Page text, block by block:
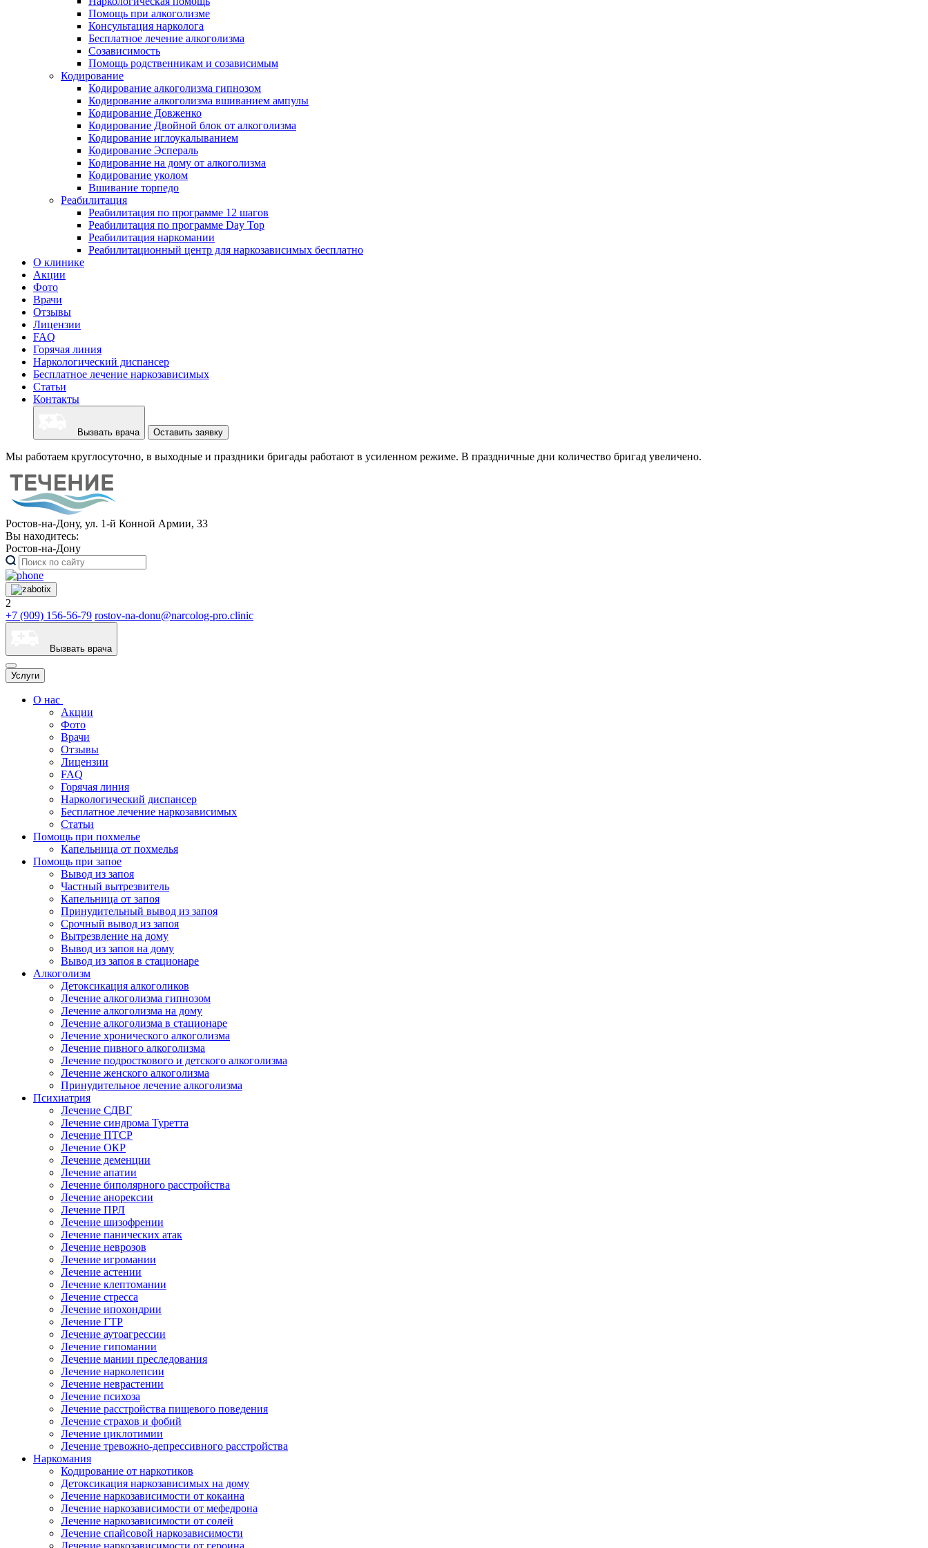
Помощь при алкоголизме
Консультация нарколога
Бесплатное лечение алкоголизма
Созависимость
Помощь родственникам и созависимым
Кодирование
Кодирование алкоголизма гипнозом
Кодирование алкоголизма вшиванием ампулы
Кодирование Довженко
Кодирование Двойной блок от алкоголизма
Кодирование иглоукалыванием
Кодирование Эспераль
Кодирование на дому от алкоголизма
Кодирование уколом
Вшивание торпедо
Реабилитация
Реабилитация по программе 12 шагов
Реабилитация по программе Day Top
Реабилитация наркомании
Реабилитационный центр для наркозависимых бесплатно
О клинике
Акции
Фото
Врачи
Отзывы
Лицензии
FAQ
Горячая линия
Наркологический диспансер
Бесплатное лечение наркозависимых
Статьи
Контакты
Вызвать врача Оставить заявку
Мы работаем круглосуточно, в выходные и праздники бригады работают в усиленном режиме. В праздничные дни количество бригад увеличено.
Ростов-на-Дону, ул. 1-й Конной Армии, 33
Вы находитесь:
Ростов-на-Дону
2
+7 (909) 156-56-79 rostov-na-donu@narcolog-pro.clinic
Вызвать врача
Услуги
О нас
Акции
Фото
Врачи
Отзывы
Лицензии
FAQ
Горячая линия
Наркологический диспансер
Бесплатное лечение наркозависимых
Статьи
Помощь при похмелье
Капельница от похмелья
Помощь при запое
Вывод из запоя
Частный вытрезвитель
Капельница от запоя
Принудительный вывод из запоя
Срочный вывод из запоя
Вытрезвление на дому
Вывод из запоя на дому
Вывод из запоя в стационаре
Алкоголизм
Детоксикация алкоголиков
Лечение алкоголизма гипнозом
Лечение алкоголизма на дому
Лечение алкоголизма в стационаре
Лечение хронического алкоголизма
Лечение пивного алкоголизма
Лечение подросткового и детского алкоголизма
Лечение женского алкоголизма
Принудительное лечение алкоголизма
Психиатрия
Лечение СДВГ
Лечение синдрома Туретта
Лечение ПТСР
Лечение ОКР
Лечение деменции
Лечение апатии
Лечение биполярного расстройства
Лечение анорексии
Лечение ПРЛ
Лечение шизофрении
Лечение панических атак
Лечение неврозов
Лечение игромании
Лечение астении
Лечение клептомании
Лечение стресса
Лечение ипохондрии
Лечение ГТР
Лечение аутоагрессии
Лечение гипомании
Лечение мании преследования
Лечение нарколепсии
Лечение неврастении
Лечение психоза
Лечение расстройства пищевого поведения
Лечение страхов и фобий
Лечение циклотимии
Лечение тревожно-депрессивного расстройства
Наркомания
Кодирование от наркотиков
Детоксикация наркозависимых на дому
Лечение наркозависимости от кокаина
Лечение наркозависимости от мефедрона
Лечение наркозависимости от солей
Лечение спайсовой наркозависимости
Лечение наркозависимости от героина